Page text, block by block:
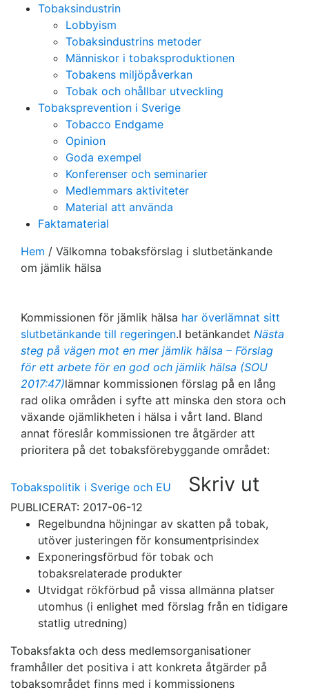
Tobaksindustrin
Lobbyism
Tobaksindustrins metoder
Människor i tobaksproduktionen
Tobakens miljöpåverkan
Tobak och ohållbar utveckling
Tobaksprevention i Sverige
Tobacco Endgame
Opinion
Goda exempel
Konferenser och seminarier
Medlemmars aktiviteter
Material att använda
Faktamaterial
Hem / Välkomna tobaksförslag i slutbetänkande
om jämlik hälsa
Kommissionen för jämlik hälsa har överlämnat sitt
slutbetänkande till regeringen.I betänkandet Nästa
steg på vägen mot en mer jämlik hälsa – Förslag
för ett arbete för en god och jämlik hälsa (SOU
2017:47)lämnar kommissionen förslag på en lång
rad olika områden i syfte att minska den stora och
växande ojämlikheten i hälsa i vårt land. Bland
annat föreslår kommissionen tre åtgärder att
prioritera på det tobaksförebyggande området:
Tobakspolitik i Sverige och EU Skriv ut
PUBLICERAT: 2017-06-12
Regelbundna höjningar av skatten på tobak,
utöver justeringen för konsumentprisindex
Exponeringsförbud för tobak och
tobaksrelaterade produkter
Utvidgat rökförbud på vissa allmänna platser
utomhus (i enlighet med förslag från en tidigare
statlig utredning)
Tobaksfakta och dess medlemsorganisationer
framhåller det positiva i att konkreta åtgärder på
tobaksområdet finns med i kommissionens